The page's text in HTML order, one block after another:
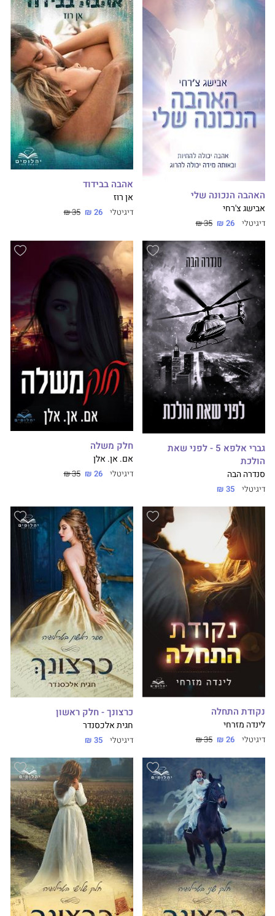
האהבה הנכונה שלי
אבישג צ'רחי
דיגיטלי 26 ₪
35 ₪
אהבה בבידוד
אן רוז
דיגיטלי 26 ₪
35 ₪
גברי אלפא 5 - לפני שאת
הולכת
סנדרה הבה
דיגיטלי 35 ₪
חלק משלה
אם. אן. אלן
דיגיטלי 26 ₪
35 ₪
נקודת התחלה
לינדה מזרחי
דיגיטלי 26 ₪
35 ₪
כרצונך - חלק ראשון
חגית אלכסנדר
דיגיטלי 35 ₪